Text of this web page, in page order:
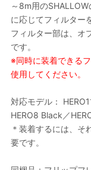
～8m用の
に応じてフィルター
フィルター部は、オ
です。
※同時に装着できる
使用してください。
対応モデル：
HERO8 Black／
＊装着するには、そ
要です。